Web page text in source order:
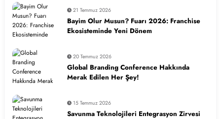
21 Temmuz 2026
Bayim Olur Musun? Fuarı 2026: Franchise
Ekosisteminde Yeni Dönem
20 Temmuz 2026
Global Branding Conference Hakkında
Merak Edilen Her Şey!
15 Temmuz 2026
Savunma Teknolojileri Entegrasyon Zirvesi